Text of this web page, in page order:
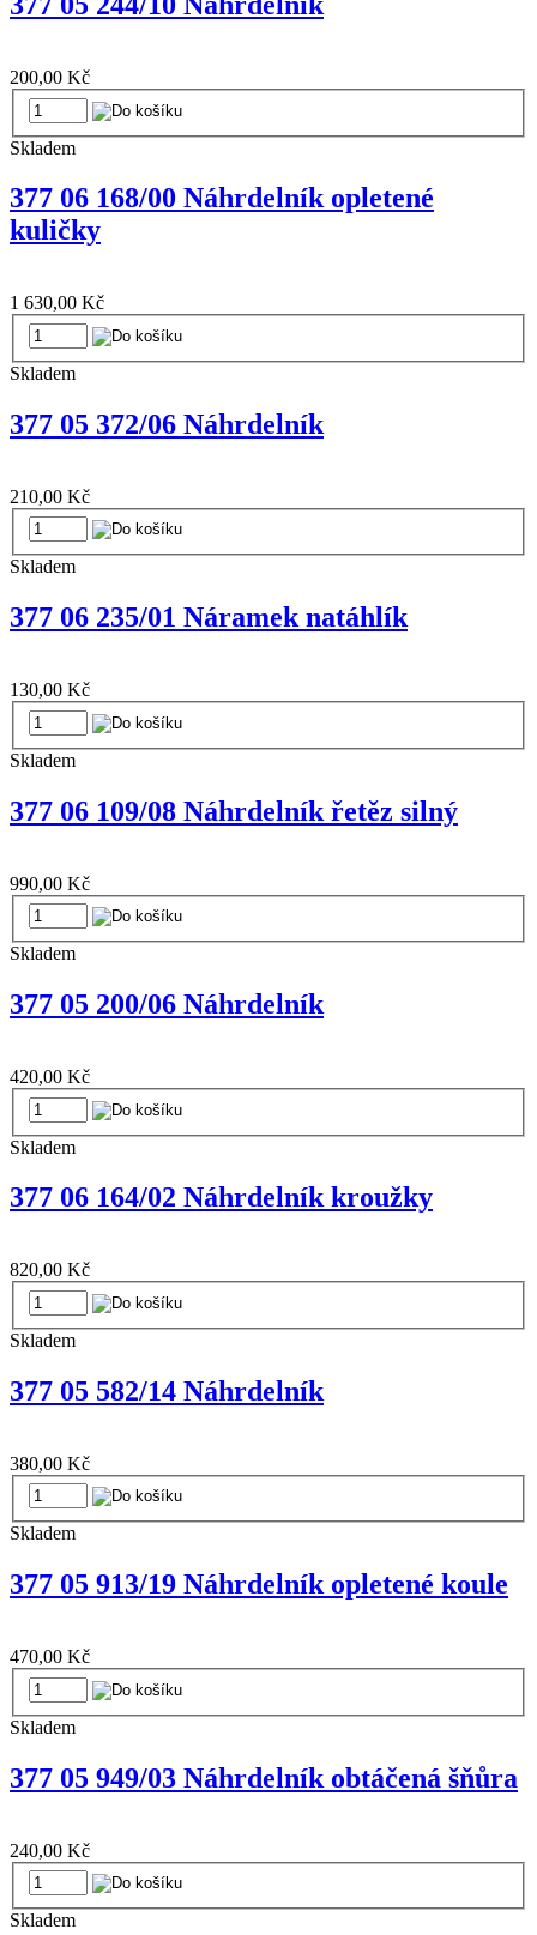
200,00 Kč
Skladem
377 06 168/00 Náhrdelník opletené
kuličky
1 630,00 Kč
Skladem
377 05 372/06 Náhrdelník
210,00 Kč
Skladem
377 06 235/01 Náramek natáhlík
130,00 Kč
Skladem
377 06 109/08 Náhrdelník řetěz silný
990,00 Kč
Skladem
377 05 200/06 Náhrdelník
420,00 Kč
Skladem
377 06 164/02 Náhrdelník kroužky
820,00 Kč
Skladem
377 05 582/14 Náhrdelník
380,00 Kč
Skladem
377 05 913/19 Náhrdelník opletené koule
470,00 Kč
Skladem
377 05 949/03 Náhrdelník obtáčená šňůra
240,00 Kč
Skladem